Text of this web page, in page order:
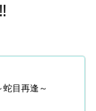
目再逢～